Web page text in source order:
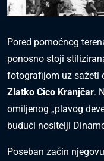
Pored pomoćnog
ponosno stoji
fotografijom uz sažeti
Zlatko Cico Kranjčar.
omiljenog „plavog
budući nositelji
Poseban začin